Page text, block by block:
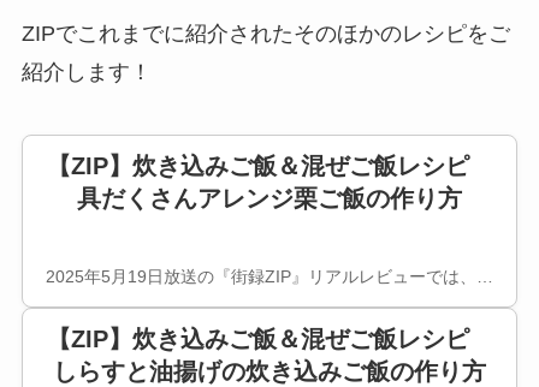
ZIPでこれまでに紹介されたそのほかのレシピをご
紹介します！
【ZIP】炊き込みご飯＆混ぜご飯レシピ
具だくさんアレンジ栗ご飯の作り方
2025年5月19日放送の『街録ZIP』リアルレビューでは、…
【ZIP】炊き込みご飯＆混ぜご飯レシピ
しらすと油揚げの炊き込みご飯の作り方